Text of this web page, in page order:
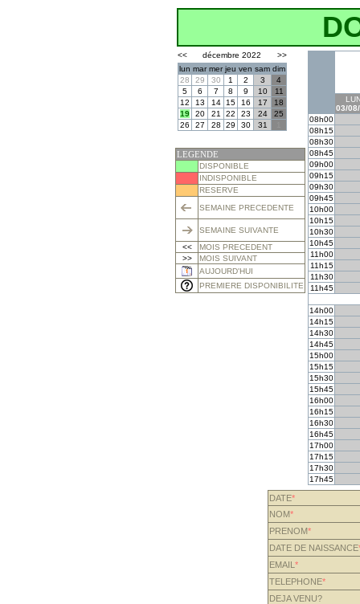
<< décembre 2022
>>
lun mar mer jeu ven sam dim
28
29 30 1 2 3
4
5
6 7 8 9 10
11
12
13 14 15 16 17
18
19
20 21 22 23 24
25
26
27 28 29 30 31
LEGENDE
DISPONIBLE
INDISPONIBLE
RESERVE
SEMAINE PRECEDENTE
SEMAINE SUIVANTE
<<
MOIS PRECEDENT
>>
MOIS SUIVANT
AUJOURD'HUI
PREMIERE DISPONIBILITE
03/
08h00
08h15
08h30
08h45
09h00
09h15
09h30
09h45
10h00
10h15
10h30
10h45
11h00
11h15
11h30
11h45
14h00
14h15
14h30
14h45
15h00
15h15
15h30
15h45
16h00
16h15
16h30
16h45
17h00
17h15
17h30
17h45
DATE*
NOM*
PRENOM*
DATE DE NAISSANCE
EMAIL *
TELEPHONE*
DEJA VENU?